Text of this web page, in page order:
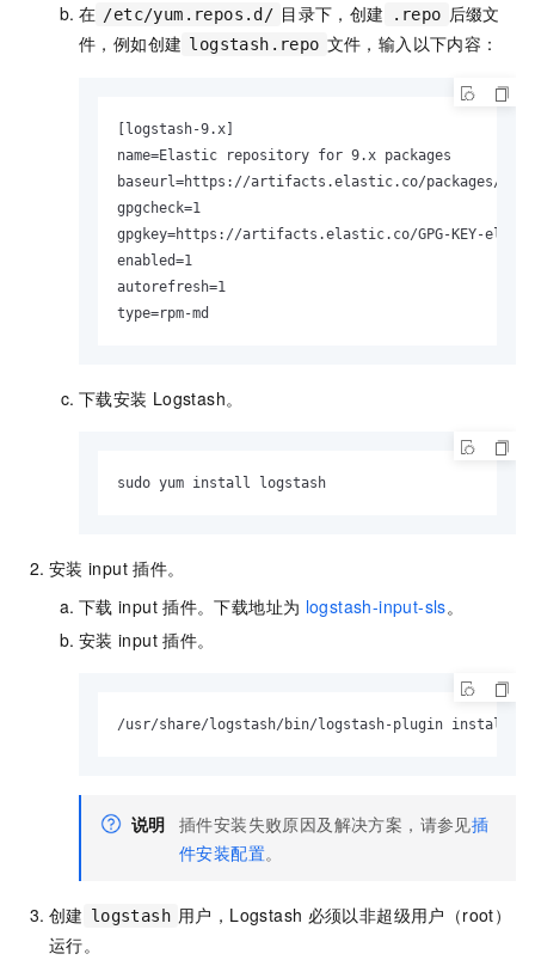
在 /etc/yum.repos.d/ 目录下，创建 .repo 后缀文
件，例如创建 logstash.repo 文件，输入以下内容：
[logstash-9.x]
name=Elastic repository for 9.x packages
baseurl=https://artifacts.elastic.co/packages/9.x/
gpgcheck=1
gpgkey=https://artifacts.elastic.co/GPG-KEY-
enabled=1
autorefresh=1
type=rpm-md
下载安装 Logstash。
sudo yum install logstash
安装 input 插件。
下载 input 插件。下载地址为 logstash-input-sls。
安装 input 插件。
/usr/share/logstash/bin/logstash-plugin install
说明 插件安装失败原因及解决方案，请参见插
件安装配置。
创建 logstash 用户，Logstash 必须以非超级用户（root）
运行。